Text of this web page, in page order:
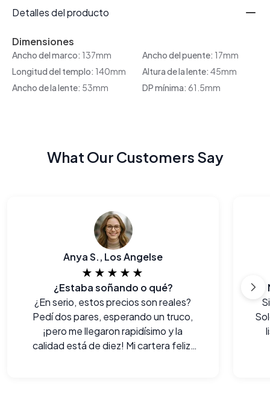
Detalles del producto
Dimensiones
Ancho del marco: 137mm Ancho del puente: 17mm
Longitud del templo: 140mm Altura de la lente: 45mm
Ancho de la lente: 53mm DP mínima: 61.5mm
What Our Customers Say
Anya S., Los Angelse
★★★★★
¿Estaba soñando o qué?
¿En serio, estos precios son reales?
Pedí dos pares, esperando un truco,
¡pero me llegaron rapidísimo y la
calidad está de diez! Mi cartera feliz,